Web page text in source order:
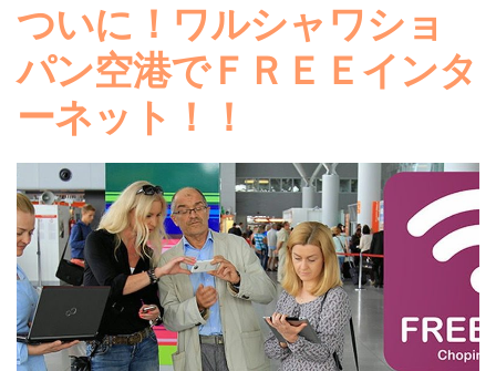
ついに！ワルシャワショ
パン空港でＦＲＥＥインタ
ーネット！！